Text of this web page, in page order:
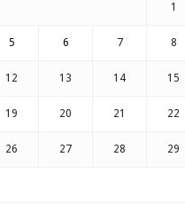
1
5 6 7 8
12 13 14 15
19 20 21 22
26 27 28 29